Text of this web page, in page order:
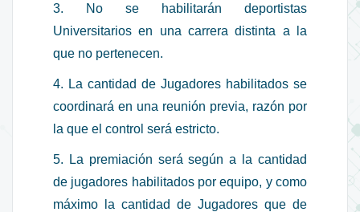
3. No se habilitarán deportistas
Universitarios en una carrera distinta a la
que no pertenecen.
4. La cantidad de Jugadores habilitados se
coordinará en una reunión previa, razón por
la que el control será estricto.
5. La premiación será según a la cantidad
de jugadores habilitados por equipo, y como
máximo la cantidad de Jugadores que de